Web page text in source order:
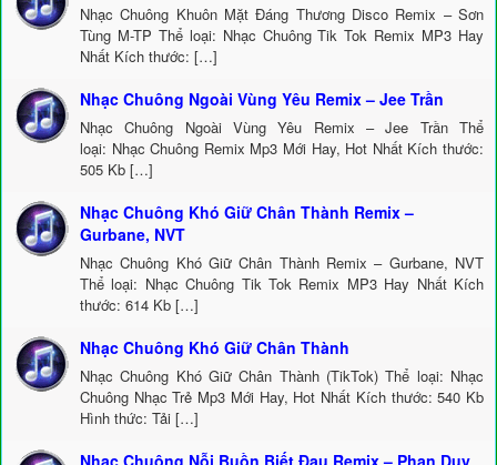
Nhạc Chuông Khuôn Mặt Đáng Thương Disco Remix – Sơn
Tùng M-TP Thể loại: Nhạc Chuông Tik Tok Remix MP3 Hay
Nhất Kích thước: […]
Nhạc Chuông Ngoài Vùng Yêu Remix – Jee Trần
Nhạc Chuông Ngoài Vùng Yêu Remix – Jee Trần Thể
loại: Nhạc Chuông Remix Mp3 Mới Hay, Hot Nhất Kích thước:
505 Kb […]
Nhạc Chuông Khó Giữ Chân Thành Remix –
Gurbane, NVT
Nhạc Chuông Khó Giữ Chân Thành Remix – Gurbane, NVT
Thể loại: Nhạc Chuông Tik Tok Remix MP3 Hay Nhất Kích
thước: 614 Kb […]
Nhạc Chuông Khó Giữ Chân Thành
Nhạc Chuông Khó Giữ Chân Thành (TikTok) Thể loại: Nhạc
Chuông Nhạc Trẻ Mp3 Mới Hay, Hot Nhất Kích thước: 540 Kb
Hình thức: Tải […]
Nhạc Chuông Nỗi Buồn Biết Đau Remix – Phan Duy